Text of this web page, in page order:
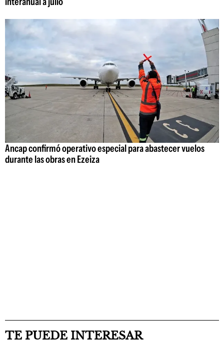
Ancap confirmó operativo especial para abastecer vuelos
durante las obras en Ezeiza
TE PUEDE INTERESAR